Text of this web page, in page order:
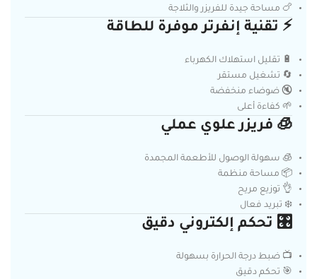
🍗 مساحة جيدة للفريزر والثلاجة
⚡ تقنية إنفرتر موفرة للطاقة
🔋 تقليل استهلاك الكهرباء
🔄 تشغيل مستقر
🔇 ضوضاء منخفضة
🌱 كفاءة أعلى
🧊 فريزر علوي عملي
🧊 سهولة الوصول للأطعمة المجمدة
📦 مساحة منظمة
👌 توزيع مريح
❄️ تبريد فعال
🎛️ تحكم إلكتروني دقيق
📺 ضبط درجة الحرارة بسهولة
🎯 تحكم دقيق